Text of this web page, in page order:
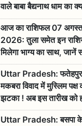
वाले बाबा बैद्यनाथ धाम का
रावण से संबंध? जानिए
महिमा
आज का राशिफल 07
2026: तुला समेत इन
मिलेगा भाग्य का साथ, जानें
राशियों का दैनिक भाग्यफल
Uttar Pradesh: फतेहपुर
मकबरा विवाद में मुस्लिम पक्ष
झटका ! अब इस तारीख को
सुनवाई
Uttar Pradesh: बसपा